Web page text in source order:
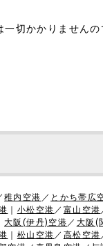
切かかりませんの
稚内空港 ／ とかち帯広
｜ 小松空港 ／ 富山空港
大阪(伊丹)空港 ／ 大阪(
｜ 松山空港 ／ 高松空港